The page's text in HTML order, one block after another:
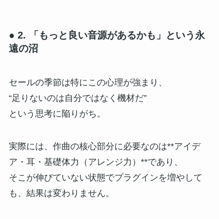
● 2. 「もっと良い音源があるかも」という永
遠の沼
セールの季節は特にこの心理が強まり、
“足りないのは自分ではなく機材だ”
という思考に陥りがち。
実際には、作曲の核心部分に必要なのは**アイデ
ア・耳・基礎体力（アレンジ力）**であり、
そこが伸びていない状態でプラグインを増やして
も、結果は変わりません。